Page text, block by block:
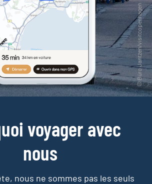
voyager avec
nous
nous ne sommes pas les seuls